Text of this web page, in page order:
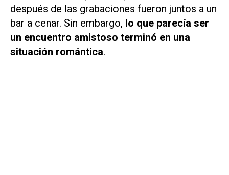
después de las grabaciones fueron juntos a un
bar a cenar. Sin embargo, lo que parecía ser
un encuentro amistoso terminó en una
situación romántica.